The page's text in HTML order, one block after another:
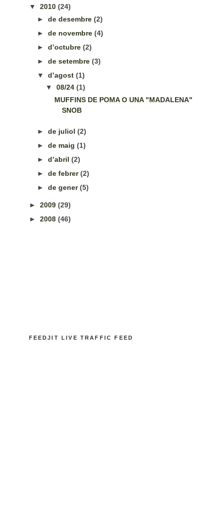
▼ 2010 (24)
►de desembre(2)
►de novembre(4)
►d’octubre(2)
►de setembre(3)
▼d’agost(1)
▼08/24(1)
MUFFINS DE POMA O UNA "MADALENA"
SNOB
►de juliol(2)
►de maig(1)
►d’abril(2)
►de febrer(2)
►de gener(5)
► 2009 (29)
► 2008 (46)
FEEDJIT LIVE TRAFFIC FEED